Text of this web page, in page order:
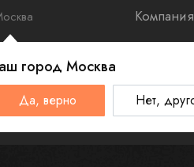
город Москва
Да, верно Нет,
Компания
Smeg